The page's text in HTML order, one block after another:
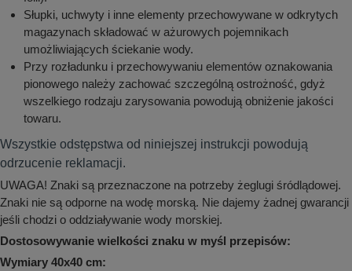
Słupki, uchwyty i inne elementy przechowywane w odkrytych
magazynach składować w ażurowych pojemnikach
umożliwiających ściekanie wody.
Przy rozładunku i przechowywaniu elementów oznakowania
pionowego należy zachować szczególną ostrożność, gdyż
wszelkiego rodzaju zarysowania powodują obniżenie jakości
towaru.
Wszystkie odstępstwa od niniejszej instrukcji powodują
odrzucenie reklamacji.
UWAGA! Znaki są przeznaczone na potrzeby żeglugi śródlądowej.
Znaki nie są odporne na wodę morską. Nie dajemy żadnej gwarancji
jeśli chodzi o oddziaływanie wody morskiej.
Dostosowywanie wielkości znaku w myśl przepisów:
Wymiary 40x40 cm: